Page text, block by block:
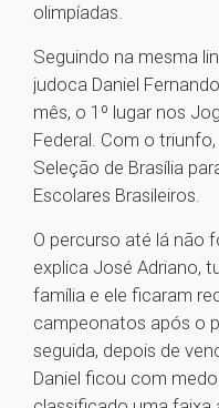
olimpíadas.
Seguindo na mesma
judoca Daniel
mês, o 1º lugar nos
Federal. Com o
Seleção de Brasília
Escolares Brasileiros.
O percurso até lá não
explica José Adriano,
família e ele ficaram
campeonatos após o
seguida, depois de
Daniel ficou com